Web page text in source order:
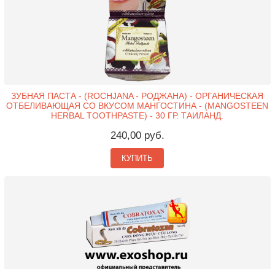
ЗУБНАЯ ПАСТА - (ROCHJANA - РОДЖАНА) - ОРГАНИЧЕСКАЯ
ОТБЕЛИВАЮЩАЯ СО ВКУСОМ МАНГОСТИНА - (MANGOSTEEN
HERBAL TOOTHPASTE) - 30 ГР. ТАИЛАНД.
240,00 руб.
КУПИТЬ